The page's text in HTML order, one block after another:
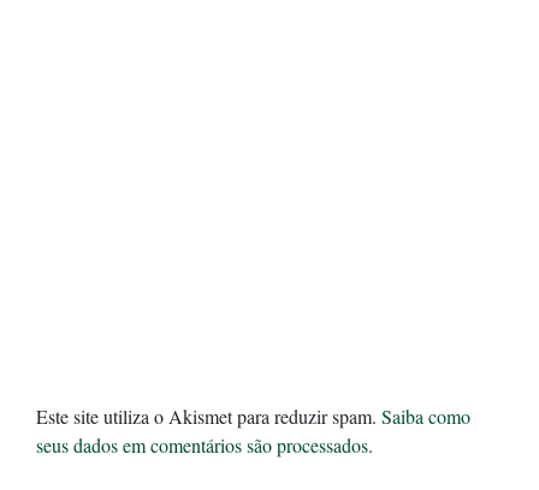
Este site utiliza o Akismet para reduzir spam. Saiba como
seus dados em comentários são processados.